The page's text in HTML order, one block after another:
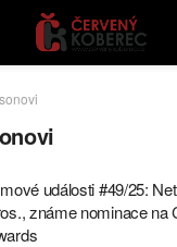
události #49/25:
známe nominace na